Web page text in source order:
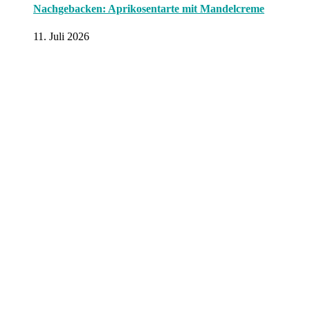
Nachgebacken: Aprikosentarte mit Mandelcreme
11. Juli 2026